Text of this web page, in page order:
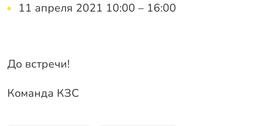
11 апреля 2021 10:00 – 16:00
До встречи!
Команда КЗС